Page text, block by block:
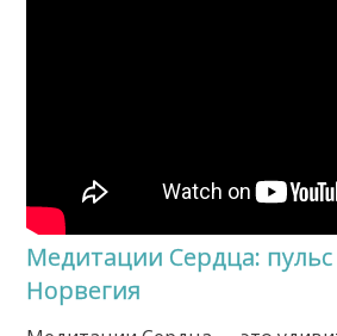
Медитации Сердца:
Норвегия